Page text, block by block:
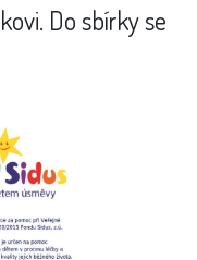
Do sbírky se